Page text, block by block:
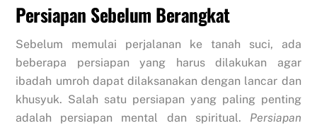
Persiapan Sebelum Berangkat
Sebelum memulai perjalanan ke tanah suci, ada
beberapa persiapan yang harus dilakukan agar
ibadah umroh dapat dilaksanakan dengan lancar dan
khusyuk. Salah satu persiapan yang paling penting
adalah persiapan mental dan spiritual. Persiapan